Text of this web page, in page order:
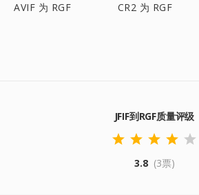
AVIF 为 RGF CR2 为 RGF
JFIF到RGF质量评级
3.8 (3票)